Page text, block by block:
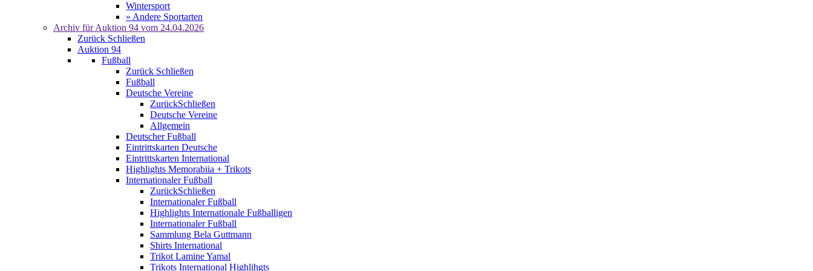
Wintersport
» Andere Sportarten
Archiv für Auktion 94 vom 24.04.2026
Zurück Schließen
Auktion 94
Fußball
Zurück Schließen
Fußball
Deutsche Vereine
ZurückSchließen
Deutsche Vereine
Allgemein
Deutscher Fußball
Eintrittskarten Deutsche
Eintrittskarten International
Highlights Memorabiia + Trikots
Internationaler Fußball
ZurückSchließen
Internationaler Fußball
Highlights Internationale Fußballigen
Internationaler Fußball
Sammlung Bela Guttmann
Shirts International
Trikot Lamine Yamal
Trikots International Highlihgts